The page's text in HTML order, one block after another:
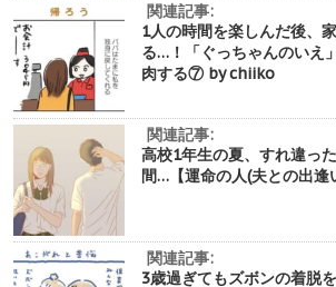
関連記事:
1人の時間を楽しんだ後、
る…！「ぐっちゃんのいえ
肉する⑦ by chiiko
関連記事:
高校1年生の夏、すれ違っ
間…【運命の人(夫との出
関連記事:
3歳過ぎてもズボンの着脱